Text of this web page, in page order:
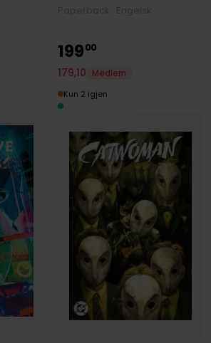
19900
179,10
Medlem
Kun 2 igjen